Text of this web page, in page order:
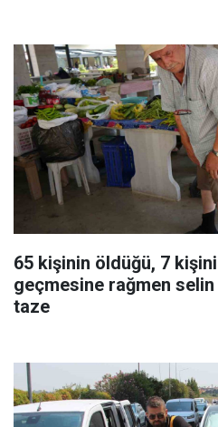
65 kişinin öldüğü, 7
geçmesine rağmen selin
taze